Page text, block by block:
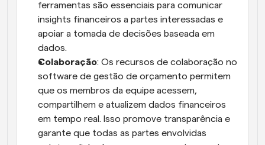
ferramentas são essenciais para comunicar
insights financeiros a partes interessadas e
apoiar a tomada de decisões baseada em
dados.
Colaboração: Os recursos de colaboração no
software de gestão de orçamento permitem
que os membros da equipe acessem,
compartilhem e atualizem dados financeiros
em tempo real. Isso promove transparência e
garante que todas as partes envolvidas